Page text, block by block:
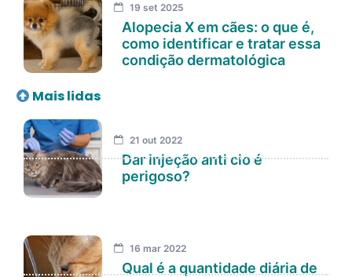
19 set 2025
Alopecia X em cães: o que é,
como identificar e tratar essa
condição dermatológica
Mais lidas
21 out 2022
Dar injeção anti cio é
perigoso?
16 mar 2022
Qual é a quantidade diária de